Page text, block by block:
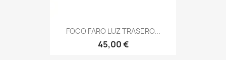
FOCO FARO LUZ TRASERO...
45,00 €